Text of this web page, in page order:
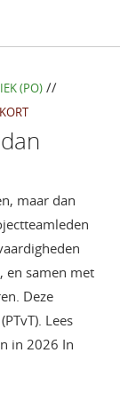
(PO) //
KORT
maar dan
en samen met
Deze
Lees
in 2026 In